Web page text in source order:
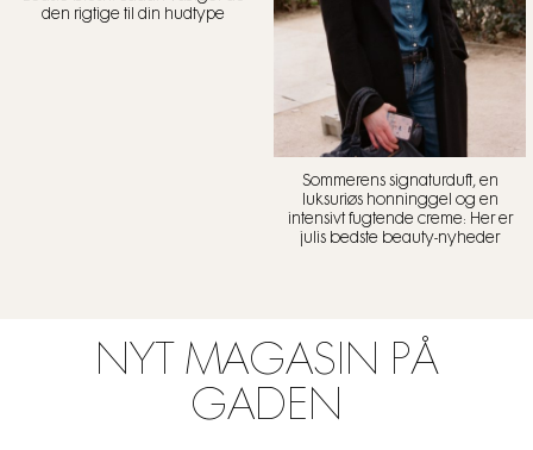
den rigtige til din hudtype
Sommerens signaturduft, en
luksuriøs honninggel og en
intensivt fugtende creme: Her er
julis bedste beauty-nyheder
NYT MAGASIN PÅ
GADEN